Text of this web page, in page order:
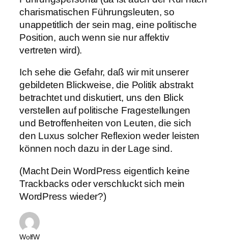
charismatischen Führungsleuten, so
unappetitlich der sein mag, eine politische
Position, auch wenn sie nur affektiv
vertreten wird).
Ich sehe die Gefahr, daß wir mit unserer
gebildeten Blickweise, die Politik abstrakt
betrachtet und diskutiert, uns den Blick
verstellen auf politische Fragestellungen
und Betroffenheiten von Leuten, die sich
den Luxus solcher Reflexion weder leisten
können noch dazu in der Lage sind.
(Macht Dein WordPress eigentlich keine
Trackbacks oder verschluckt sich mein
WordPress wieder?)
WolfW